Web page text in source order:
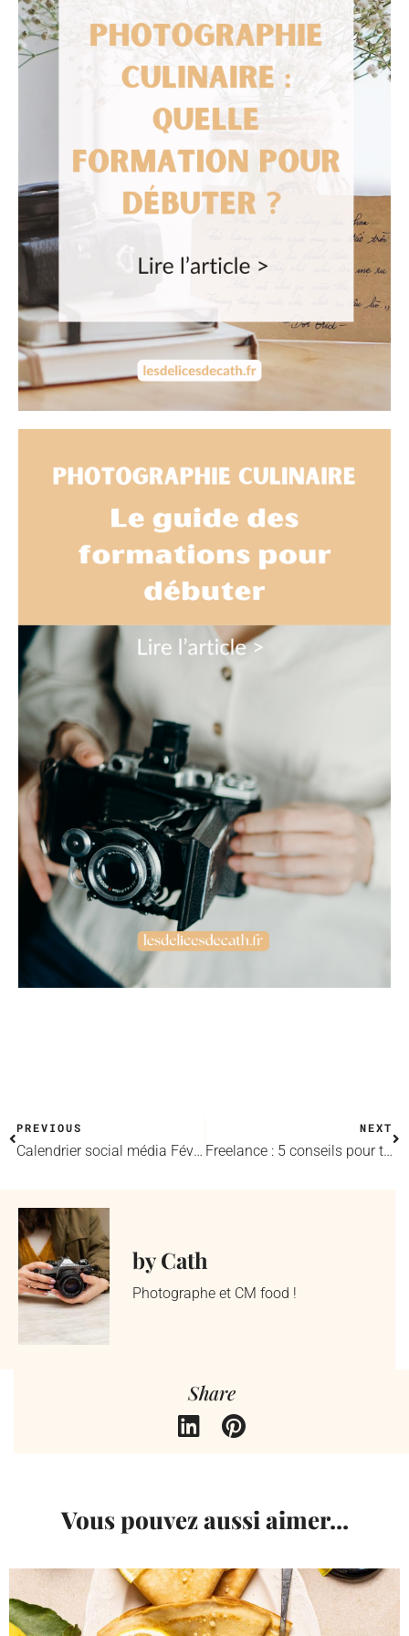
PREVIOUS
Calendrier social média Février 2023
NEXT
Freelance : 5 conseils pour trouver des clients dès aujourd’hui !
by Cath
Photographe et CM food !
Share
Vous pouvez aussi aimer...